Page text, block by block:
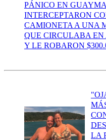
PÁNICO EN
INTERCEPTARON
CAMIONETA A UNA
QUE CIRCULABA EN
Y LE ROBARON
LA